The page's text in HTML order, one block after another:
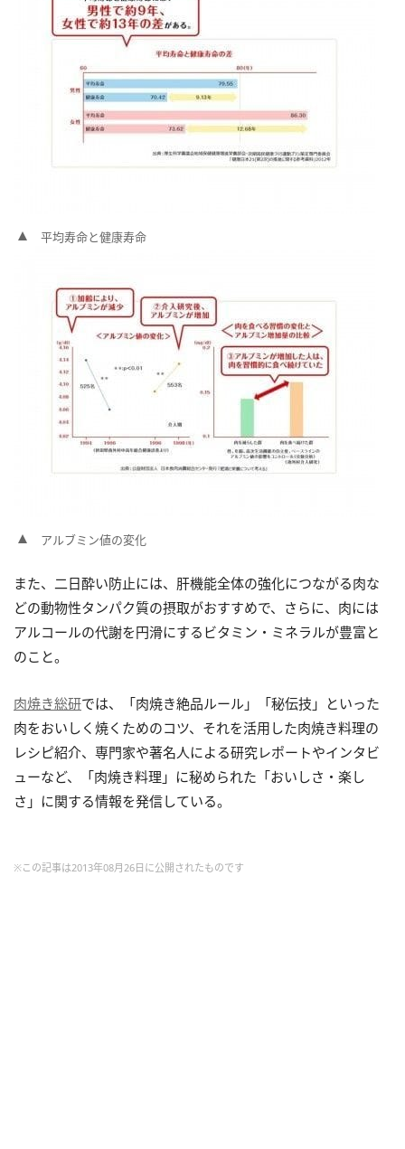
平均寿命と健康寿命
アルブミン値の変化
また、二日酔い防止には、肝機能全体の強化につながる肉な
どの動物性タンパク質の摂取がおすすめで、さらに、肉には
アルコールの代謝を円滑にするビタミン・ミネラルが豊富と
のこと。
肉焼き総研では、「肉焼き絶品ルール」「秘伝技」といった
肉をおいしく焼くためのコツ、それを活用した肉焼き料理の
レシピ紹介、専門家や著名人による研究レポートやインタビ
ューなど、「肉焼き料理」に秘められた「おいしさ・楽し
さ」に関する情報を発信している。
※この記事は2013年08月26日に公開されたものです